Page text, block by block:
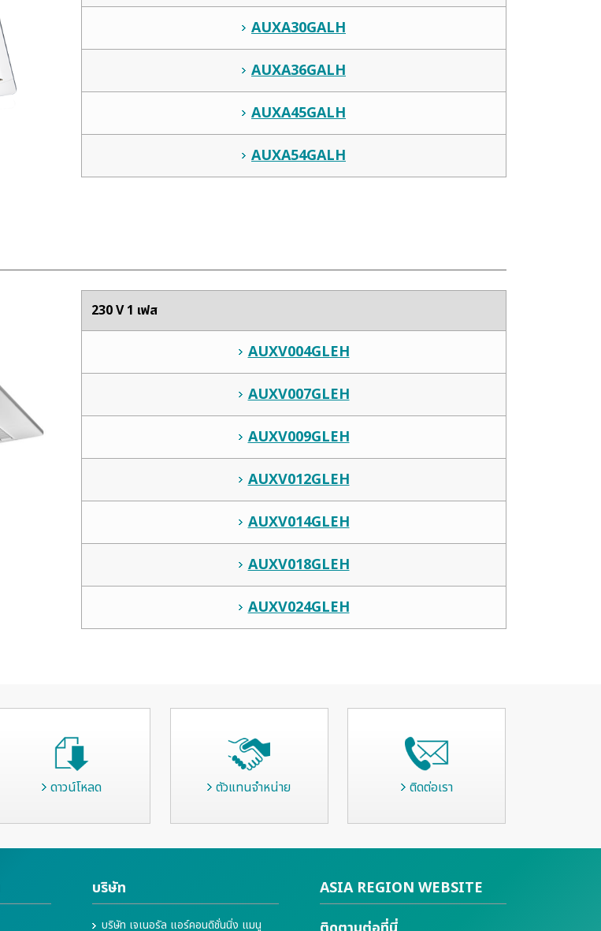
AUXA30GALH
AUXA36GALH
AUXA45GALH
AUXA54GALH
230 V 1 เฟส
AUXV004GLEH
AUXV007GLEH
AUXV009GLEH
AUXV012GLEH
AUXV014GLEH
AUXV018GLEH
AUXV024GLEH
ดาวน์โหลด ตัวแทนจำหน่าย ติดต่อเรา
บริษัท
บริษัท เจเนอรัล แอร์คอนดิชั่นนิ่ง แมนู
ASIA REGION WEBSITE